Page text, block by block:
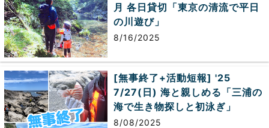
月 各日貸切「東京の清流で平日
の川遊び」
8/16/2025
[無事終了+活動短報] '25
7/27(日) 海と親しめる「三浦の
海で生き物探しと初泳ぎ」
8/08/2025